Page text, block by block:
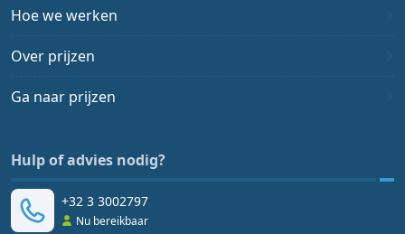
Hoe we werken
Over prijzen
Ga naar prijzen
Hulp of advies nodig?
+32 3 3002797
Nu bereikbaar